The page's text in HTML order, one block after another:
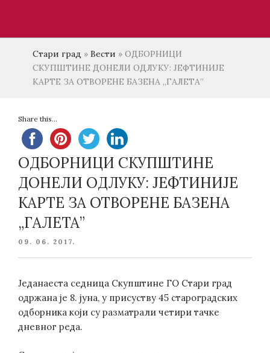
Стари град » Вести » ОДБОРНИЦИ
СКУПШТИНЕ ДОНЕЛИ ОДЛУКУ: ЈЕФТИНИЈЕ
КАРТЕ ЗА ОТВОРЕНЕ БАЗЕНА „ГАЛЕТА”
Share this...
ОДБОРНИЦИ СКУПШТИНЕ
ДОНЕЛИ ОДЛУКУ: ЈЕФТИНИЈЕ
КАРТЕ ЗА ОТВОРЕНЕ БАЗЕНА
„ГАЛЕТА”
POSTED
09. 06. 2017.
Једанаеста седница Скупштине ГО Стари град
одржана је 8. јуна, у присуству 45 староградских
одборника који су разматрали четири тачке
дневног реда.